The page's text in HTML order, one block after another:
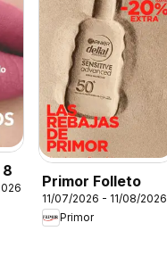
8
Primor Folleto
11/07/2026 - 11/08/2026
Primor